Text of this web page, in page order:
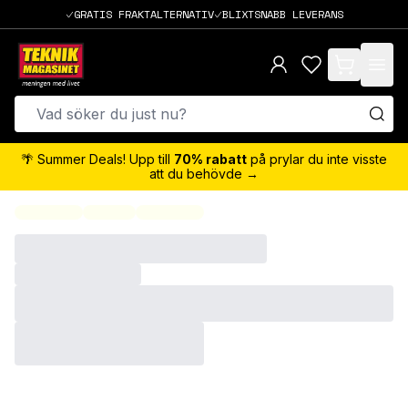
GRATIS FRAKTALTERNATIV BLIXTSNABB LEVERANS
items in cart,
🌴 Summer Deals! Upp till 70% rabatt på prylar du inte visste
att du behövde →